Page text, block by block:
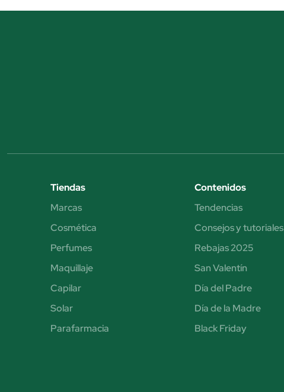
Tiendas
Marcas
Cosmética
Perfumes
Maquillaje
Capilar
Solar
Parafarmacia
Contenidos
Tendencias
Consejos y tutoriales
Rebajas 2025
San Valentín
Día del Padre
Día de la Madre
Black Friday